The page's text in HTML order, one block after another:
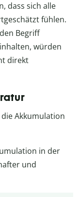
dass sich alle
fühlen.
Begriff
würden
direkt
Akkumulation
in der
und